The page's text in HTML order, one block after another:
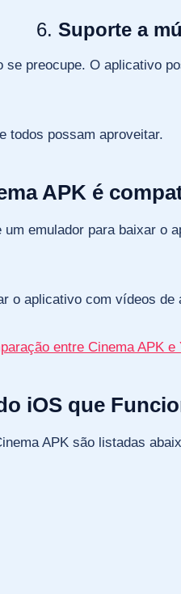
6. Suporte a
preocupe. O aplicativo
todos possam aproveitar.
APK é
emulador para baixar
o aplicativo com vídeos
entre Cinema APK e
iOS que
APK são listadas